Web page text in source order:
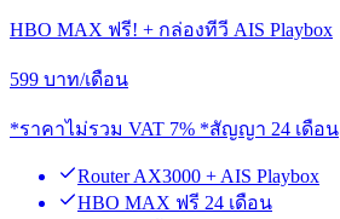
HBO MAX ฟรี! + กล่องทีวี AIS Playbox
599 บาท/เดือน
*ราคาไม่รวม VAT 7% *สัญญา 24 เดือน
Router AX3000 + AIS Playbox
HBO MAX ฟรี 24 เดือน